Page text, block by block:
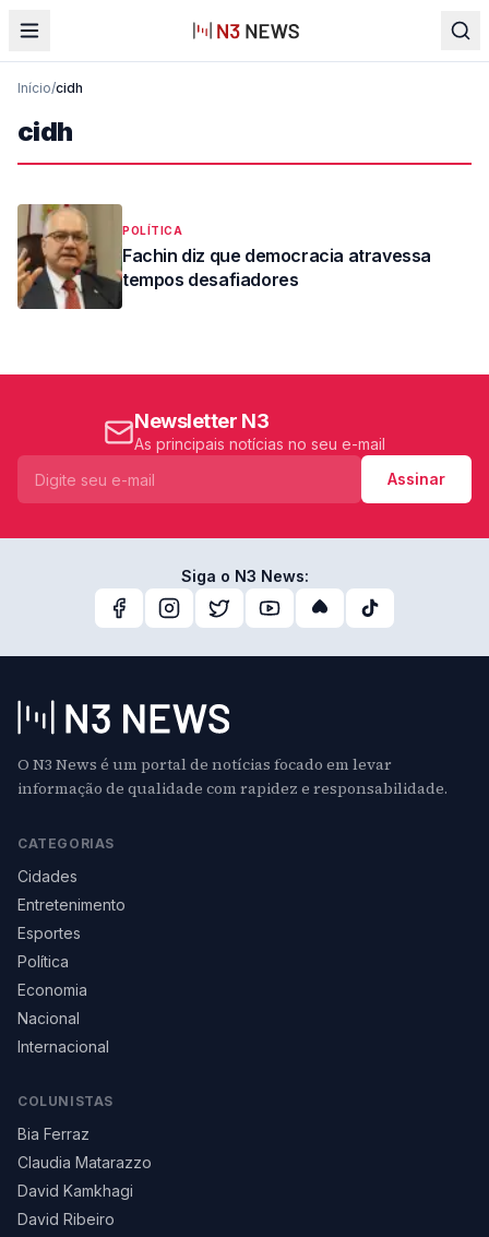
Início/cidh
cidh
POLÍTICA
Fachin diz que democracia atravessa
tempos desafiadores
Newsletter N3
As principais notícias no seu e-mail
Assinar
Siga o N3 News:
O N3 News é um portal de notícias focado em levar
informação de qualidade com rapidez e responsabilidade.
CATEGORIAS
Cidades
Entretenimento
Esportes
Política
Economia
Nacional
Internacional
COLUNISTAS
Bia Ferraz
Claudia Matarazzo
David Kamkhagi
David Ribeiro